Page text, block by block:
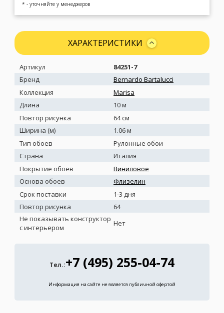
* - уточняйте у менеджеров
ХАРАКТЕРИСТИКИ
Артикул
84251-7
Бренд
Bernardo Bartalucci
Коллекция
Marisa
Длина
10 м
Повтор рисунка
64 см
Ширина (м)
1.06 м
Тип обоев
Рулонные обои
Страна
Италия
Покрытие обоев
Виниловое
Основа обоев
Флизелин
Срок поставки
1-3 дня
Повтор рисунка
64
Не показывать конструктор
с интерьером
Нет
Тел.:+7 (495) 255-04-74
Информация на сайте не является публичной офертой